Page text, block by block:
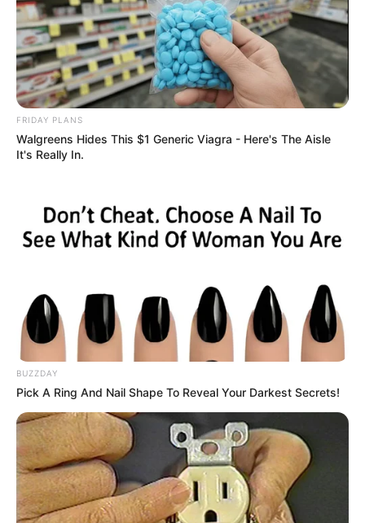
FRIDAY PLANS
Walgreens Hides This $1 Generic Viagra - Here's The Aisle
It's Really In.
BUZZDAY
Pick A Ring And Nail Shape To Reveal Your Darkest Secrets!